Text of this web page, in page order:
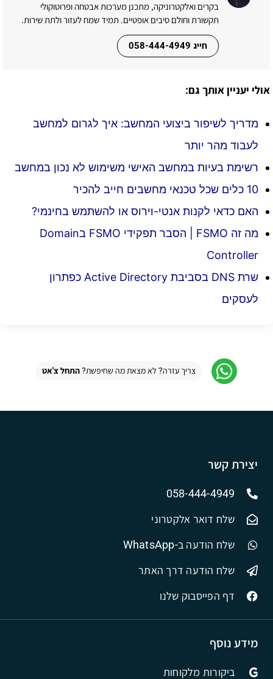
בקרים ואלקטרוניקה, מתכנן מערכות אבטחה ופרוטוקולי
תקשורת וחולם סיבים אופטיים. תמיד שמח לעזור ולתת שירות.
חייג 058-444-4949
אולי יעניין אותך גם:
מדריך לשיפור ביצועי המחשב: איך לגרום למחשב
לעבוד מהר יותר
רשימת בעיות במחשב האישי משימוש לא נכון במחשב
10 כלים שכל טכנאי מחשבים חייב להכיר
האם כדאי לקנות אנטי-וירוס או להשתמש בחינמי?
מה זה FSMO | הסבר תפקידי FSMO בDomain
Controller
שרת DNS בסביבת Active Directory כפתרון
לעסקים
צריך עזרה? לא מצאת מה שחיפשת?התחל צ'אט
מידע נוסף
ביקורות מלקוחות
יצירת קשר
058-444-4949
שלח דואר אלקטרוני
שלח הודעה ב-WhatsApp
שלח הודעה דרך האתר
דף הפייסבוק שלנו